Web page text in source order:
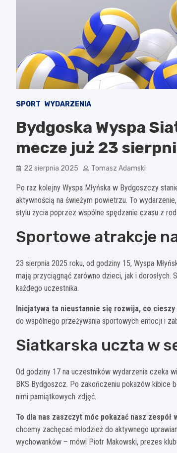
SPORT WYDARZENIA
Bydgoska Wyspa
mecze już 23
22 sierpnia 2025 Tomasz Adamski
Po raz kolejny Wyspa Młyńska w Bydgoszczy
aktywnością na świeżym powietrzu. To
stylu życia poprzez wspólne spędzanie czasu z
Sportowe atrakcje
23 sierpnia 2025 roku, od godziny 15, Wyspa
mają przyciągnąć zarówno dzieci, jak i
każdego uczestnika.
Inicjatywa ta nieustannie się rozwija, co
do wspólnego przeżywania sportowych emocji i
Siatkarska uczta w
Od godziny 17 na uczestników wydarzenia czeka
BKS Bydgoszcz. Po zakończeniu pokazów kibice
nimi pamiątkowych zdjęć.
To dla nas zaszczyt móc pokazać nasz zespół
chcemy zachęcać młodzież do aktywnego
wychowanków – mówi Piotr Makowski, prezes